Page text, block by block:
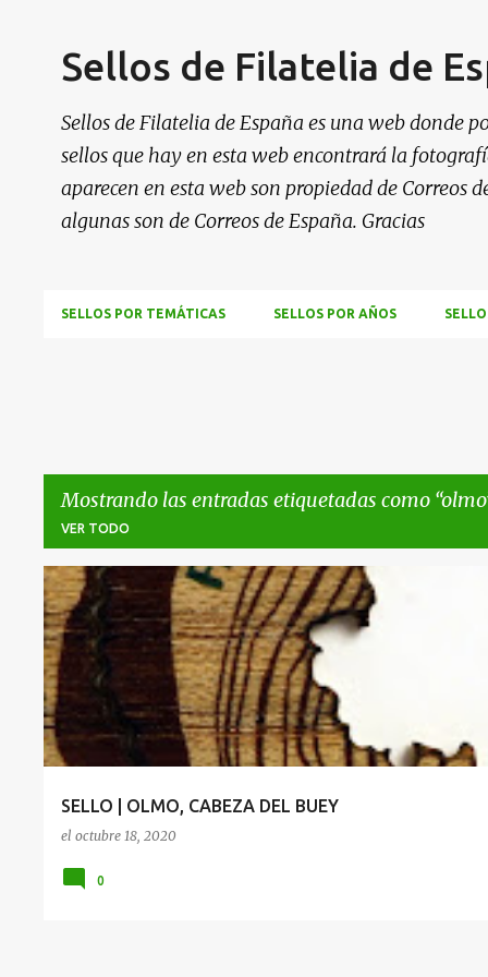
Sellos de Filatelia de
Sellos de Filatelia de España es una web donde
sellos que hay en esta web encontrará la
aparecen en esta web son propiedad de Correos
algunas son de Correos de España. Gracias
SELLOS POR TEMÁTICAS SELLOS POR AÑOS
Mostrando las entradas etiquetadas como olmo
VER TODO
E
n
t
r
a
d
SELLO | OLMO, CABEZA DEL BUEY
el octubre 18, 2020
CABEZA DEL BUEY OLMO
0